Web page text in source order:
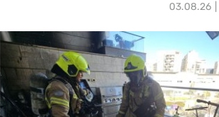
03.08.26